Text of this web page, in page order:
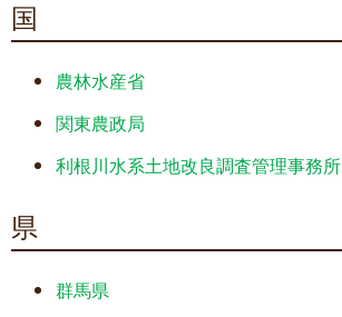
国
農林水産省
関東農政局
利根川水系土地改良調査管理事務所
県
群馬県